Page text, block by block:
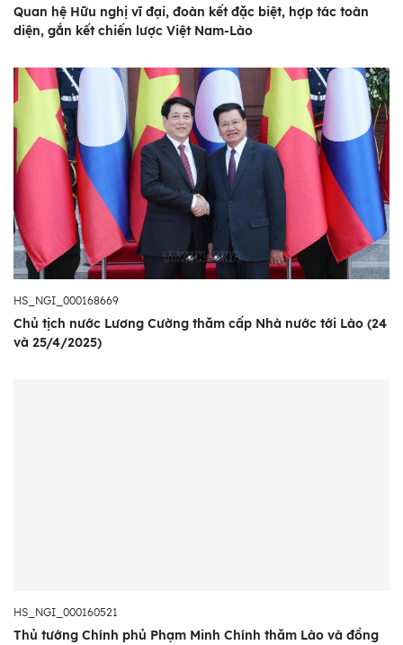
Quan hệ Hữu nghị vĩ đại, đoàn kết đặc biệt, hợp tác toàn
diện, gắn kết chiến lược Việt Nam-Lào
HS_NGI_000168669
Chủ tịch nước Lương Cường thăm cấp Nhà nước tới Lào (24
và 25/4/2025)
HS_NGI_000160521
Thủ tướng Chính phủ Phạm Minh Chính thăm Lào và đồng